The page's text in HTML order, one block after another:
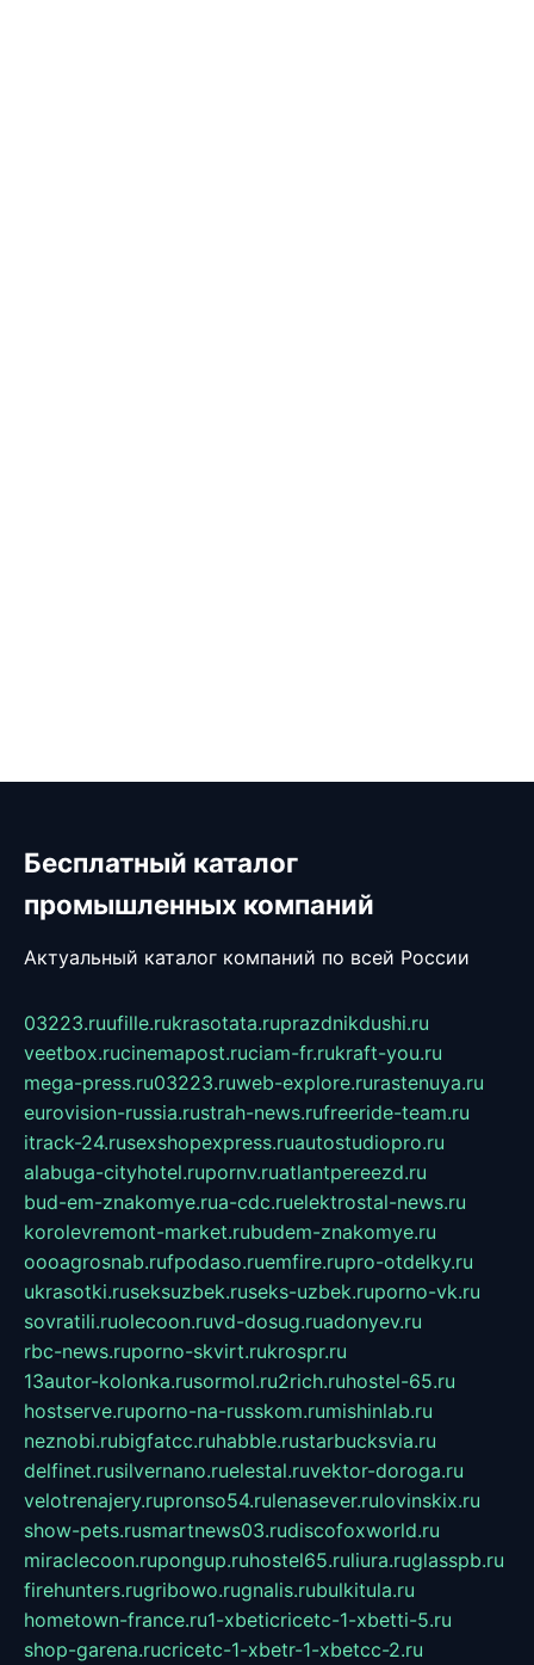
Бесплатный каталог
промышленных компаний
Актуальный каталог компаний по всей России
03223.ruufille.rukrasotata.ruprazdnikdushi.ru
veetbox.rucinemapost.ruciam-fr.rukraft-you.ru
mega-press.ru03223.ruweb-explore.rurastenuya.ru
eurovision-russia.rustrah-news.rufreeride-team.ru
itrack-24.rusexshopexpress.ruautostudiopro.ru
alabuga-cityhotel.rupornv.ruatlantpereezd.ru
bud-em-znakomye.rua-cdc.ruelektrostal-news.ru
korolevremont-market.rubudem-znakomye.ru
oooagrosnab.rufpodaso.ruemfire.rupro-otdelky.ru
ukrasotki.ruseksuzbek.ruseks-uzbek.ruporno-vk.ru
sovratili.ruolecoon.ruvd-dosug.ruadonyev.ru
rbc-news.ruporno-skvirt.rukrospr.ru
13autor-kolonka.rusormol.ru2rich.ruhostel-65.ru
hostserve.ruporno-na-russkom.rumishinlab.ru
neznobi.rubigfatcc.ruhabble.rustarbucksvia.ru
delfinet.rusilvernano.ruelestal.ruvektor-doroga.ru
velotrenajery.rupronso54.rulenasever.rulovinskix.ru
show-pets.rusmartnews03.rudiscofoxworld.ru
miraclecoon.rupongup.ruhostel65.ruliura.ruglasspb.ru
firehunters.rugribowo.rugnalis.rubulkitula.ru
hometown-france.ru1-xbeticricetc-1-xbetti-5.ru
shop-garena.rucricetc-1-xbetr-1-xbetcc-2.ru